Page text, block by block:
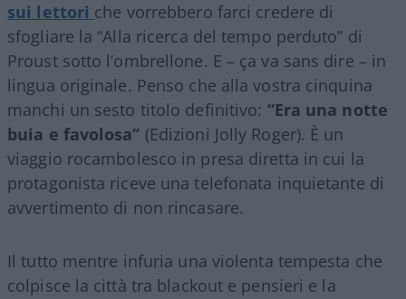
sui lettori che vorrebbero farci credere di
sfogliare la “Alla ricerca del tempo perduto” di
Proust sotto l’ombrellone. E – ça va sans dire – in
lingua originale. Penso che alla vostra cinquina
manchi un sesto titolo definitivo: “Era una notte
buia e favolosa” (Edizioni Jolly Roger). È un
viaggio rocambolesco in presa diretta in cui la
protagonista riceve una telefonata inquietante di
avvertimento di non rincasare.
Il tutto mentre infuria una violenta tempesta che
colpisce la città tra blackout e pensieri e la